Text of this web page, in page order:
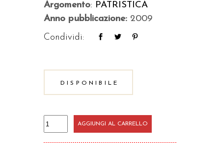
Argomento: PATRISTICA
Anno pubblicazione: 2009
Condividi:
DISPONIBILE
Discorsi
sul
AGGIUNGI AL CARRELLO